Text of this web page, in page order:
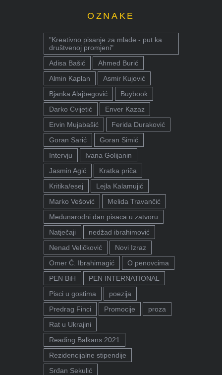
OZNAKE
"Kreativno pisanje za mlade - put ka
društvenoj promjeni"
Adisa Bašić
Ahmed Burić
Almin Kaplan
Asmir Kujović
Bjanka Alajbegović
Buybook
Darko Cvijetić
Enver Kazaz
Ervin Mujabašić
Ferida Duraković
Goran Sarić
Goran Simić
Intervju
Ivana Golijanin
Jasmin Agić
Kratka priča
Kritika/esej
Lejla Kalamujić
Marko Vešović
Melida Travančić
Međunarodni dan pisaca u zatvoru
Natječaji
nedžad ibrahimović
Nenad Veličković
Novi Izraz
Omer Ć. Ibrahimagić
O penovcima
PEN BiH
PEN INTERNATIONAL
Pisci u gostima
poezija
Predrag Finci
Promocije
proza
Rat u Ukrajini
Reading Balkans 2021
Rezidencijalne stipendije
Srđan Sekulić